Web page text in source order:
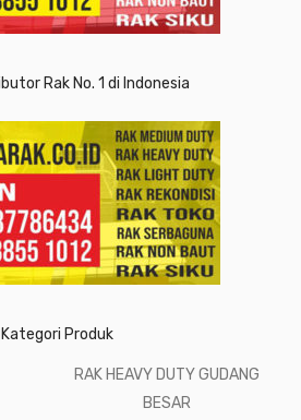
Rak No. 1 di Indonesia
Kategori Produk
RAK HEAVY DUTY GUDANG
BESAR